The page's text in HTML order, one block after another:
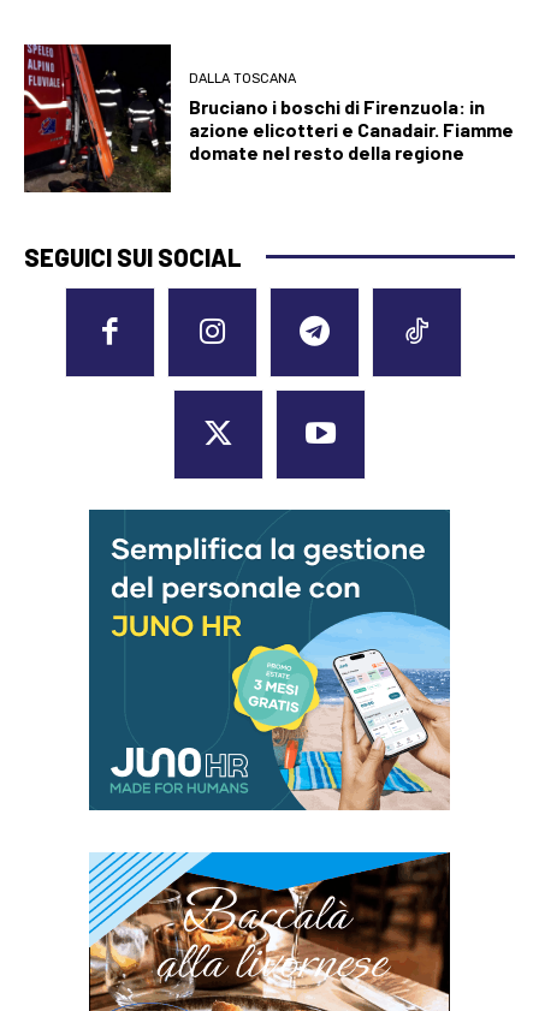
DALLA TOSCANA
Bruciano i boschi di Firenzuola: in
azione elicotteri e Canadair. Fiamme
domate nel resto della regione
SEGUICI SUI SOCIAL